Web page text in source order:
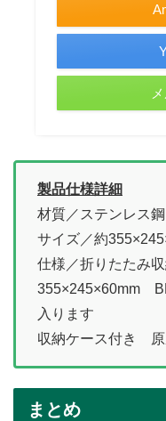
製品仕様詳細
材質／ステンレス
サイズ／約
仕様／折りたたみ
355×245×60mm
入ります
収納ケース付き 原
まとめ